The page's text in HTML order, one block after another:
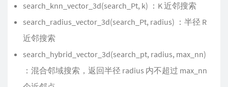
search_knn_vector_3d(search_Pt, k) ：K 近邻搜索
search_radius_vector_3d(search_Pt, radius) ：半径 R
近邻搜索
search_hybrid_vector_3d(search_pt, radius, max_nn)
：混合邻域搜索，返回半径 radius 内不超过 max_nn